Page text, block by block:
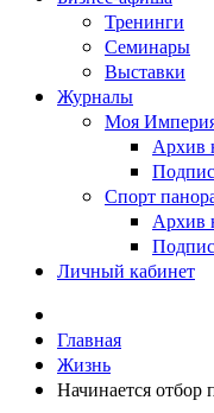
Тренинги
Семинары
Выставки
Журналы
Моя
Архив
Спорт
Архив
Личный кабинет
Главная
Жизнь
Начинается отбор